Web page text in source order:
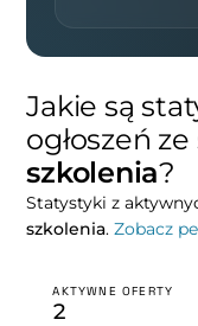
Jakie są
ogłoszeń
szkolenia?
Statystyki z
szkolenia.Zobacz
AKTYWNE OFERTY
2